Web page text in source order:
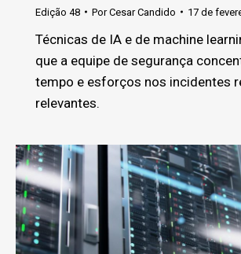
Edição 48 PorCesar Candido 17 de
Técnicas de IA e de machine
que a equipe de segurança
tempo e esforços nos incidentes
relevantes.